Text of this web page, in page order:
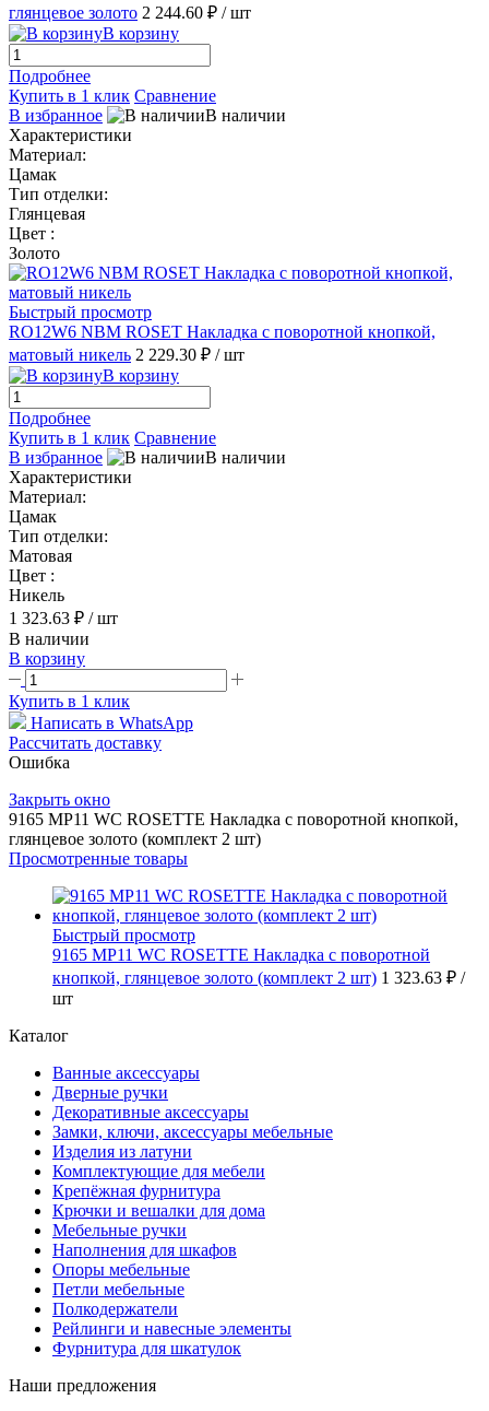
глянцевое золото 2 244.60 ₽ / шт
В корзину
Подробнее
Купить в 1 клик Сравнение
В избранное
В наличии
Характеристики
Материал:
Цамак
Тип отделки:
Глянцевая
Цвет :
Золото
Быстрый просмотр
RO12W6 NBM ROSET Накладка с поворотной кнопкой,
матовый никель 2 229.30 ₽ / шт
В корзину
Подробнее
Купить в 1 клик Сравнение
В избранное
В наличии
Характеристики
Материал:
Цамак
Тип отделки:
Матовая
Цвет :
Никель
1 323.63 ₽ / шт
В наличии
В корзину
Купить в 1 клик
Написать в WhatsApp
Рассчитать доставку
Ошибка
Закрыть окно
9165 MP11 WC ROSETTE Накладка с поворотной кнопкой,
глянцевое золото (комплект 2 шт)
Просмотренные товары
Быстрый просмотр
9165 MP11 WC ROSETTE Накладка с поворотной
кнопкой, глянцевое золото (комплект 2 шт) 1 323.63 ₽ /
шт
Каталог
Ванные аксессуары
Дверные ручки
Декоративные аксессуары
Замки, ключи, аксессуары мебельные
Изделия из латуни
Комплектующие для мебели
Крепёжная фурнитура
Крючки и вешалки для дома
Мебельные ручки
Наполнения для шкафов
Опоры мебельные
Петли мебельные
Полкодержатели
Рейлинги и навесные элементы
Фурнитура для шкатулок
Наши предложения